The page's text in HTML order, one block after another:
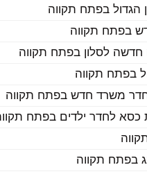
הגדול בפתח תקווה
בפתח תקווה
חדשה לסלון בפתח תקווה
בפתח תקווה
משרד חדש בפתח תקווה
כסא לחדר ילדים בפתח
בפתח תקווה